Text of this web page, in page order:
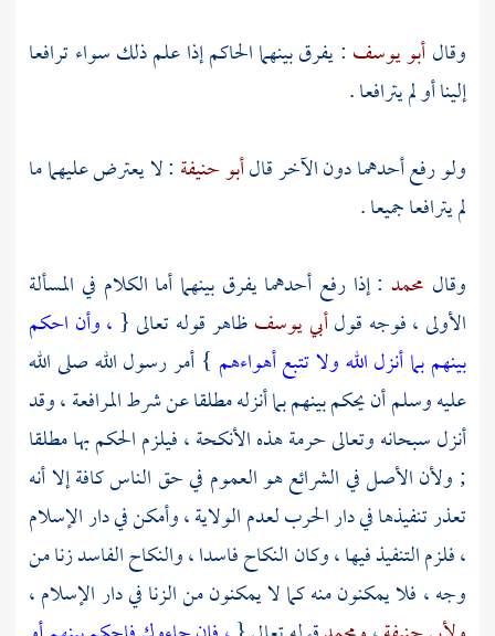
وقالأبو يوسف : يفرق بينهما الحاكم إذا علم ذلك سواء ترافعا
إلينا أو لم يترافعا .
ولو رفع أحدهما دون الآخر قالأبو حنيفة : لا يعترض عليهما ما
لم يترافعا جميعا .
وقال محمد : إذا رفع أحدهما يفرق بينهما أما الكلام في المسألة
الأولى ، فوجه قولأبي يوسفظاهر قوله تعالى { ، وأن احكم
بينهم بما أنزل الله ولا تتبع أهواءهم } أمر رسول الله صلى الله
عليه وسلم أن يحكم بينهم بما أنزله مطلقا عن شرط المرافعة ، وقد
أنزل سبحانه وتعالى حرمة هذه الأنكحة ، فيلزم الحكم بها مطلقا
; ولأن الأصل في الشرائع هو العموم في حق الناس كافة إلا أنه
تعذر تنفيذها في دار الحرب لعدم الولاية ، وأمكن في دار الإسلام
، فلزم التنفيذ فيها ، وكان النكاح فاسدا ، والنكاح الفاسد زنا من
وجه ، فلا يمكنون منه كما لا يمكنون من الزنا في دار الإسلام ،